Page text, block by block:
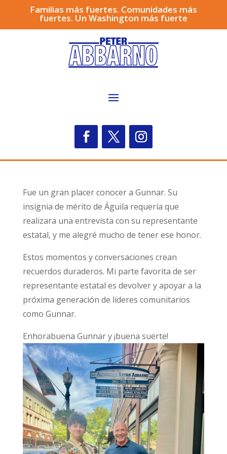
Familias más fuertes. Comunidades más
fuertes. Un Washington más fuerte
Fue un gran placer conocer a Gunnar. Su
insignia de mérito de Águila requería que
realizara una entrevista con su representante
estatal, y me alegré mucho de tener ese honor.
Estos momentos y conversaciones crean
recuerdos duraderos. Mi parte favorita de ser
representante estatal es devolver y apoyar a la
próxima generación de líderes comunitarios
como Gunnar.
Enhorabuena Gunnar y ¡buena suerte!